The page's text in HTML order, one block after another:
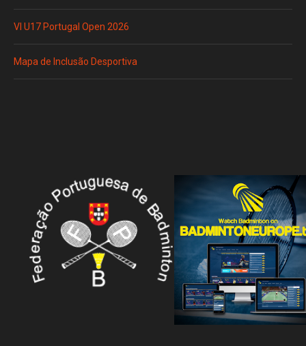
VI U17 Portugal Open 2026
Mapa de Inclusão Desportiva